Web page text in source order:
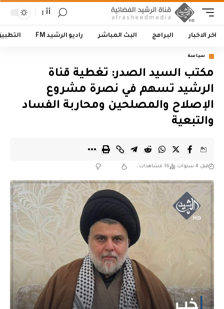
أأ
اخر الاخبار البرامج البث المباشر راديو الرشيد FM
سياسة
مكتب السيد الصدر: تغطية قناة
الرشيد تسهم في نصرة مشروع
الإصلاح والمصلحين ومحاربة الفساد
والتبعية
قبل 4 سنوات 16 مشاهدات